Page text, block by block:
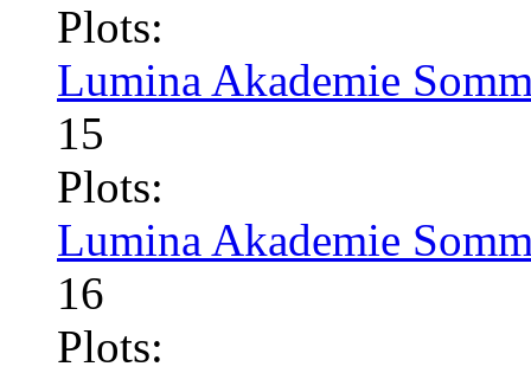
Plots:
Lumina Akademie
15
Plots:
Lumina Akademie
16
Plots: